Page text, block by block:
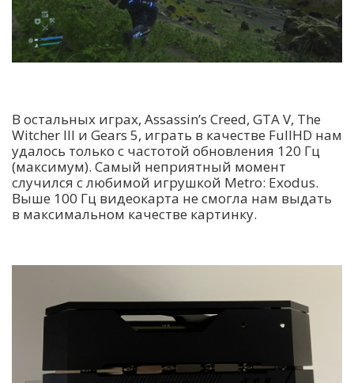
В остальных играх, Assassin’s Creed, GTA V, The
Witcher III и Gears 5, играть в качестве FullHD нам
удалось только с частотой обновления 120 Гц
(максимум). Самый неприятный момент
случился с любимой игрушкой Metro: Exodus.
Выше 100 Гц видеокарта не смогла нам выдать
в максимальном качестве картинку.